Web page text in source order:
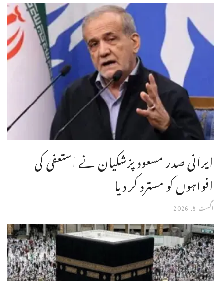
ایرانی صدر مسعود پزشکیان نے استعفیٰ کی
افواہوں کو مسترد کر دیا
اگست 5, 2026